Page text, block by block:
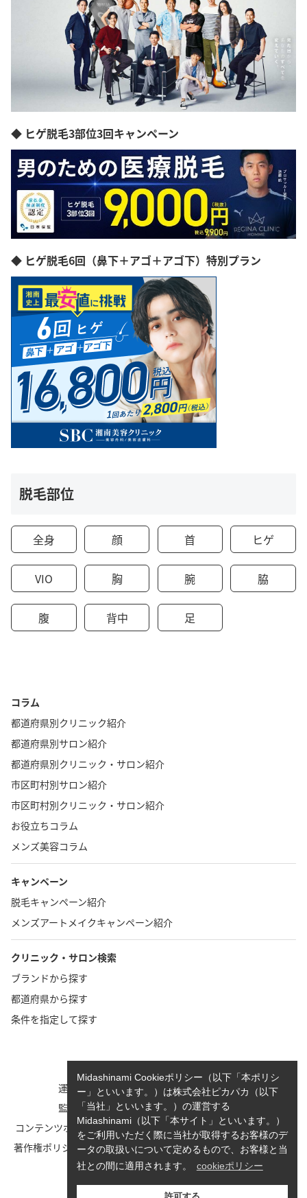
◆ ヒゲ脱毛3部位3回キャンペーン
◆ ヒゲ脱毛6回（鼻下＋アゴ＋アゴ下）特別プラン
脱毛部位
全身 顔 首 ヒゲ
VIO 胸 腕 脇
腹 背中 足
コラム
都道府県別クリニック紹介
都道府県別サロン紹介
都道府県別クリニック・サロン紹介
市区町村別サロン紹介
市区町村別クリニック・サロン紹介
お役立ちコラム
メンズ美容コラム
キャンペーン
脱毛キャンペーン紹介
メンズアートメイクキャンペーン紹介
クリニック・サロン検索
ブランドから探す
都道府県から探す
条件を指定して探す
運営者情報
執筆者一覧
監修者一覧
cookieポリシーについて
コンテンツポリシーと運営指針
利用規約
著作権ポリシー/免責事項につい
て
Midashinami 見だしなみプライ
バシーポリシー
お知らせ
Midashinami Cookieポリシー（以下「本ポリシ
ー」といいます。）は株式会社ピカパカ（以下
「当社」といいます。）の運営する
Midashinami（以下「本サイト」といいます。）
をご利用いただく際に当社が取得するお客様のデ
ータの取扱いについて定めるもので、お客様と当
社との間に適用されます。
cookieポリシー